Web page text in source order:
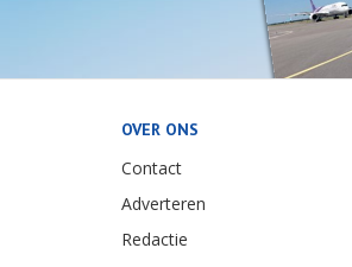
OVER ONS
Contact
Adverteren
Redactie